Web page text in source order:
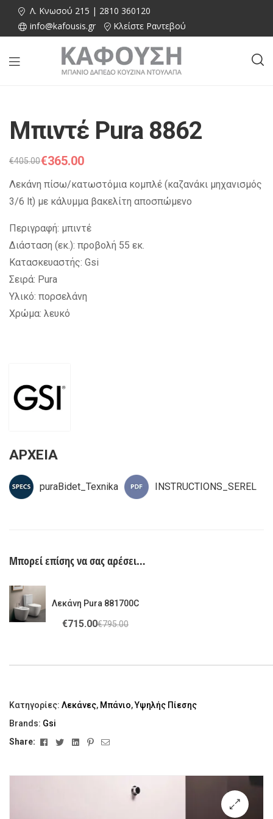
Λ. Κνωσού 215 | 2810 360120
info@kafousis.gr
Κλείστε Ραντεβού
Μπιντέ Pura 8862
€405.00€365.00
Λεκάνη πίσω/κατωστόμια κομπλέ (καζανάκι μηχανισμός
3/6 lt) με κάλυμμα βακελίτη αποσπώμενο
Περιγραφή: μπιντέ
Διάσταση (εκ.): προβολή 55 εκ.
Κατασκευαστής: Gsi
Σειρά: Pura
Υλικό: πορσελάνη
Χρώμα: λευκό
ΑΡΧΕΙΑ
puraBidet_Texnika INSTRUCTIONS_SEREL
Μπορεί επίσης να σας αρέσει…
Λεκάνη Pura 881700C
€795.00
€715.00
Κατηγορίες: Λεκάνες, Μπάνιο,Υψηλής Πίεσης
Brands: Gsi
Share:
FacebookTwitterLinkedinPinterest
Email